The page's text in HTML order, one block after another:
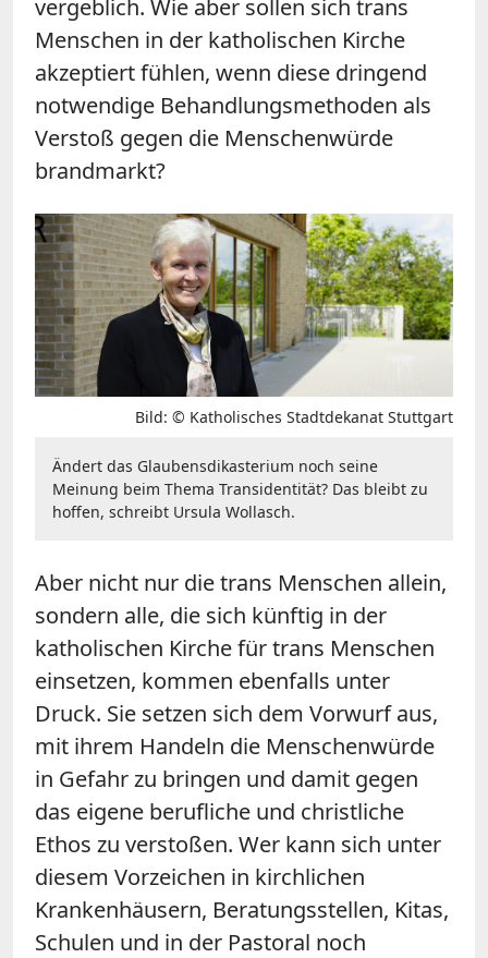
vergeblich. Wie aber sollen sich trans
Menschen in der katholischen Kirche
akzeptiert fühlen, wenn diese dringend
notwendige Behandlungsmethoden als
Verstoß gegen die Menschenwürde
brandmarkt?
Bild: © Katholisches Stadtdekanat Stuttgart
Ändert das Glaubensdikasterium noch seine
Meinung beim Thema Transidentität? Das bleibt zu
hoffen, schreibt Ursula Wollasch.
Aber nicht nur die trans Menschen allein,
sondern alle, die sich künftig in der
katholischen Kirche für trans Menschen
einsetzen, kommen ebenfalls unter
Druck. Sie setzen sich dem Vorwurf aus,
mit ihrem Handeln die Menschenwürde
in Gefahr zu bringen und damit gegen
das eigene berufliche und christliche
Ethos zu verstoßen. Wer kann sich unter
diesem Vorzeichen in kirchlichen
Krankenhäusern, Beratungsstellen, Kitas,
Schulen und in der Pastoral noch